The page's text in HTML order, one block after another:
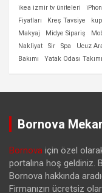
ikea izmir tv üniteleri
Fiyatları
Kreş Tavsiye
Makyaj
Midye Sipariş
Nakliyat
Sir Spa Ucuz
Bakımı
Yatak Odası Takımı
Bornova
Bornova için özel
portalına hoş geldiniz.
Bornova hakkında
Firmanızın ücretsiz